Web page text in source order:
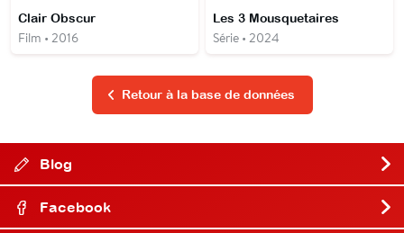
Clair Obscur
Film • 2016
Les 3 Mousquetaires
Série • 2024
Retour à la base de données
Blog
Facebook